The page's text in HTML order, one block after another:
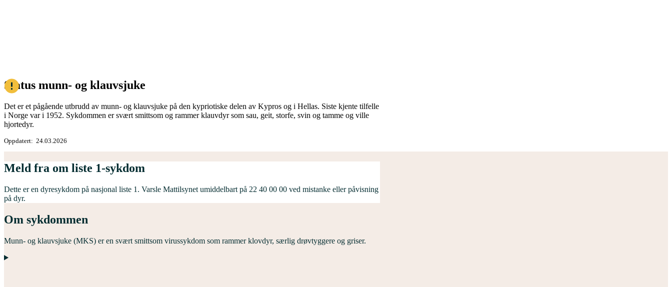
Status munn- og klauvsjuke
Det er et pågående utbrudd av munn- og klauvsjuke på den kypriotiske delen av Kypros og i Hellas. Siste kjente tilfelle
i Norge var i 1952. Sykdommen er svært smittsom og rammer klauvdyr som sau, geit, storfe, svin og tamme og ville
hjortedyr.
Oppdatert 24.03.2026
Meld fra om liste 1-sykdom
Dette er en dyresykdom på nasjonal liste 1. Varsle Mattilsynet umiddelbart på 22 40 00 00 ved mistanke eller påvisning
på dyr.
Om sykdommen
Munn- og klauvsjuke (MKS) er en svært smittsom virussykdom som rammer klovdyr, særlig drøvtyggere og griser.